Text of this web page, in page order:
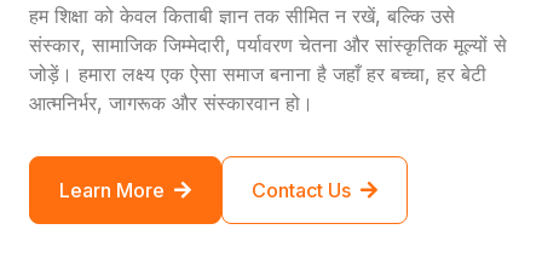
हम शिक्षा को केवल किताबी ज्ञान तक सीमित न रखें, बल्कि उसे
संस्कार, सामाजिक जिम्मेदारी, पर्यावरण चेतना और सांस्कृतिक मूल्यों से
जोड़ें। हमारा लक्ष्य एक ऐसा समाज बनाना है जहाँ हर बच्चा, हर बेटी
आत्मनिर्भर, जागरूक और संस्कारवान हो।
Learn More Contact Us